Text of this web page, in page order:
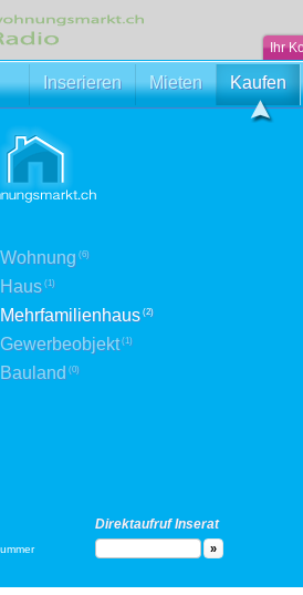
Ihr
Inserieren Mieten Kaufen
Wohnung (6)
Haus (1)
Mehrfamilienhaus (2)
Gewerbeobjekt(1)
Bauland (0)
Direktaufruf Inserat